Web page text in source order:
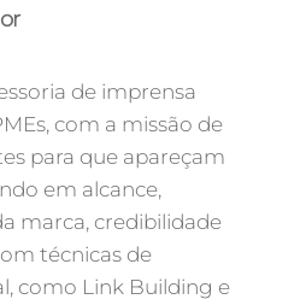
de imprensa
com a missão de
para que apareçam
em alcance,
marca, credibilidade
técnicas de
como Link Building e